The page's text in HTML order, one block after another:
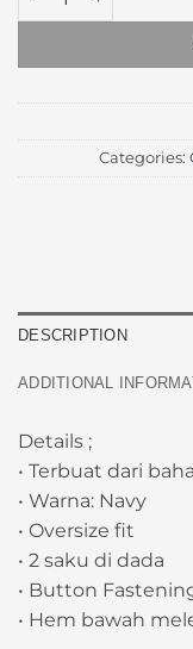
Categories:
DESCRIPTION
ADDITIONAL
Details ;
• Terbuat dari
• Warna: Navy
• Oversize fit
• 2 saku di dada
• Button
• Hem bawah